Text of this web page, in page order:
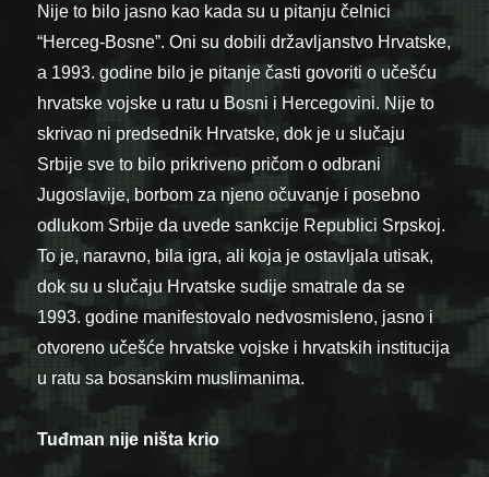
Nije to bilo jasno kao kada su u pitanju čelnici
“Herceg-Bosne”. Oni su dobili državljanstvo Hrvatske,
a 1993. godine bilo je pitanje časti govoriti o učešću
hrvatske vojske u ratu u Bosni i Hercegovini. Nije to
skrivao ni predsednik Hrvatske, dok je u slučaju
Srbije sve to bilo prikriveno pričom o odbrani
Jugoslavije, borbom za njeno očuvanje i posebno
odlukom Srbije da uvede sankcije Republici Srpskoj.
To je, naravno, bila igra, ali koja je ostavljala utisak,
dok su u slučaju Hrvatske sudije smatrale da se
1993. godine manifestovalo nedvosmisleno, jasno i
otvoreno učešće hrvatske vojske i hrvatskih institucija
u ratu sa bosanskim muslimanima.
Tuđman nije ništa krio